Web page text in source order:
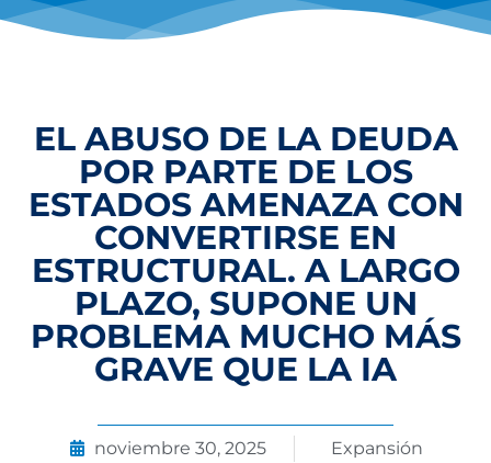
EL ABUSO DE LA DEUDA
POR PARTE DE LOS
ESTADOS AMENAZA CON
CONVERTIRSE EN
ESTRUCTURAL. A LARGO
PLAZO, SUPONE UN
PROBLEMA MUCHO MÁS
GRAVE QUE LA IA
noviembre 30, 2025 Expansión